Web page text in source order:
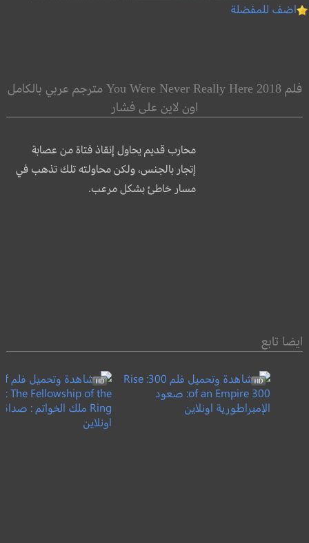
اضف للمفضلة
فلم You Were Never Really Here 2018 مترجم عربي بالكامل
اون لاين على فشار
محارب قديم يحاول إنقاذ فتاة من عصابة
إتجار بالجنس، ولكن محاولته تلك تذهب في
مسار خاطئ بشكل مرعب.
ايضا تابع